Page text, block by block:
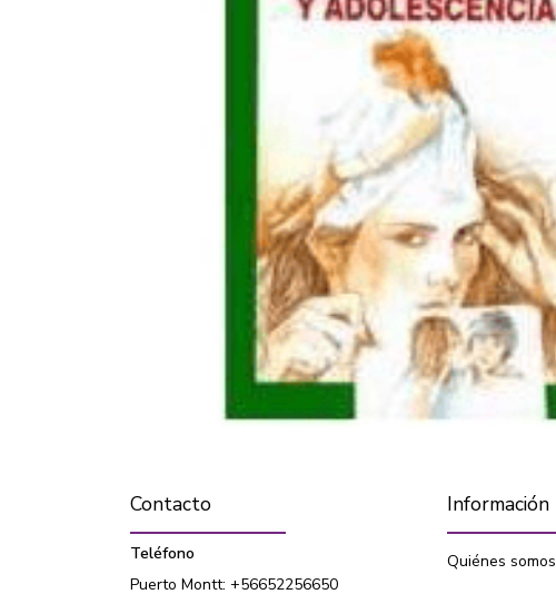
Contacto
Teléfono
Puerto Montt: +56652256650
Información
Quiénes somos